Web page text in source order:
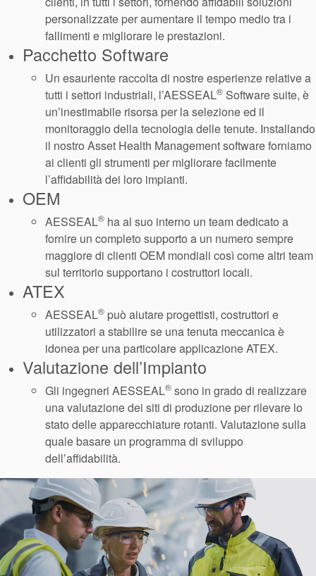
Certificazioni e standard
Contatti
Locazioni
Articoli
Sostenibilità
Accademia
brochure prodotto
Video
personalizzate per aumentare il tempo medio tra i
fallimenti e migliorare le prestazioni.
Pacchetto Software
Un esauriente raccolta di nostre esperienze relative a
tutti i settori industriali, l’AESSEAL® Software suite, è
un’inestimabile risorsa per la selezione ed il
monitoraggio della tecnologia delle tenute. Installando
il nostro Asset Health Management software forniamo
ai clienti gli strumenti per migliorare facilmente
l’affidabilità dei loro impianti.
OEM
AESSEAL® ha al suo interno un team dedicato a
fornire un completo supporto a un numero sempre
maggiore di clienti OEM mondiali così come altri team
sul territorio supportano i costruttori locali.
ATEX
AESSEAL® può aiutare progettisti, costruttori e
utilizzatori a stabilire se una tenuta meccanica è
idonea per una particolare applicazione ATEX.
Valutazione dell’Impianto
Gli ingegneri AESSEAL® sono in grado di realizzare
una valutazione dei siti di produzione per rilevare lo
stato delle apparecchiature rotanti. Valutazione sulla
quale basare un programma di sviluppo
dell’affidabilità.